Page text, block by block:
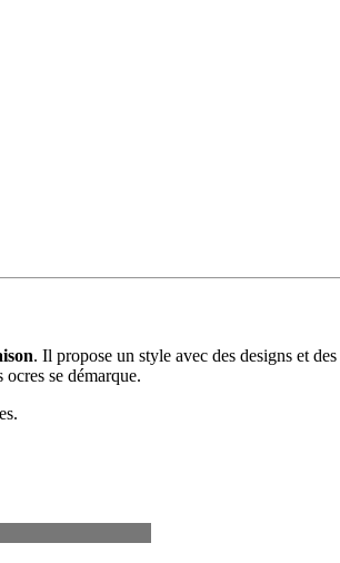
. Il propose un style avec des designs et des
se démarque.